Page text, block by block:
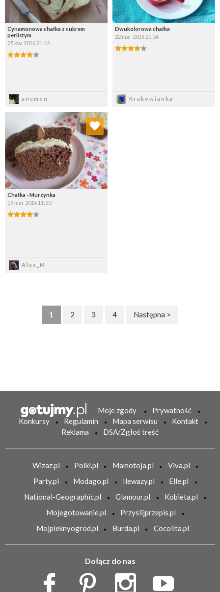
Cynamonowa chałka z cukrem
perlistym
25 kwi 2016 21:42
anemon
Dwukolorowa chałka
22 mar 2016 21:56
Krakowianka
Chałka - Murzynka
19 mar 2016 11:50
Alex_M
Dodaj do ulubionych
Wybierz listę:
1 2 3 4 Następna >
Moje zgody
Prywatność
Konkursy
Regulamin Mapa serwisu
Kontakt
Reklama
DSA/Zgłoś treść
Wizaz.pl Polki.pl Mamotoja.pl
Viva.pl
Party.pl
Modago.pl Ilewazy.pl
Elle.pl
National-Geographic.pl
Glamour.pl
Kobieta.pl
Mojegotowanie.pl
Przyslijprzepis.pl
Mojpieknyogrod.pl
Burda.pl Cocolita.pl
Dołącz do nas